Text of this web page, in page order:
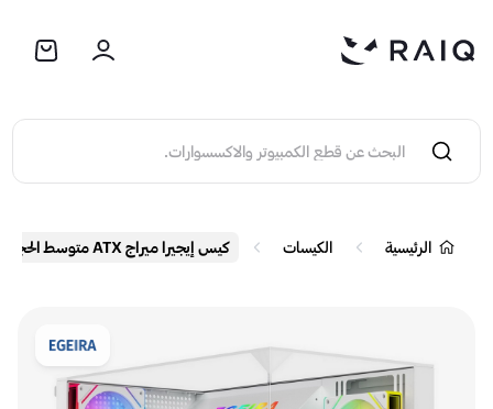
الرئيسية الكيسات كيس إيجيرا ميراج ATX متوسط الحجم